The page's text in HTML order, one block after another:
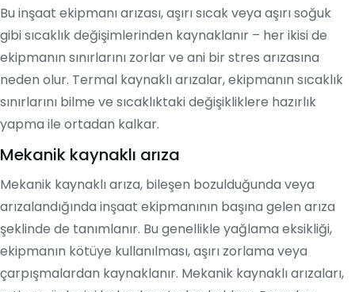
Bu inşaat ekipmanı arızası, aşırı sıcak veya aşırı soğuk
gibi sıcaklık değişimlerinden kaynaklanır – her ikisi de
ekipmanın sınırlarını zorlar ve ani bir stres arızasına
neden olur. Termal kaynaklı arızalar, ekipmanın sıcaklık
sınırlarını bilme ve sıcaklıktaki değişikliklere hazırlık
yapma ile ortadan kalkar.
Mekanik kaynaklı arıza
Mekanik kaynaklı arıza, bileşen bozulduğunda veya
arızalandığında inşaat ekipmanının başına gelen arıza
şeklinde de tanımlanır. Bu genellikle yağlama eksikliği,
ekipmanın kötüye kullanılması, aşırı zorlama veya
çarpışmalardan kaynaklanır. Mekanik kaynaklı arızaları,